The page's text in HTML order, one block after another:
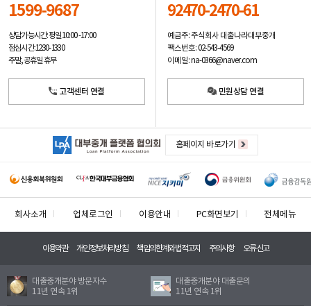
1599-9687
상담가능시간: 평일10:00 -17:00
점심시간: 12:30 - 13:30
주말, 공휴일 휴무
고객센터 연결
92470-2470-61
예금주: 주식회사 대출나라대부중개
팩스번호: 02-543-4569
이메일: na-0366@naver.com
민원상담 연결
홈페이지 바로가기
회사소개 업체로그인 이용안내 PC화면보기 전체메뉴
이용약관 개인정보처리방침 책임의한계와법적고지 주의사항 오류신고
대출중개분야 방문자수
11년 연속 1위
대출중개분야 대출문의
11년 연속 1위